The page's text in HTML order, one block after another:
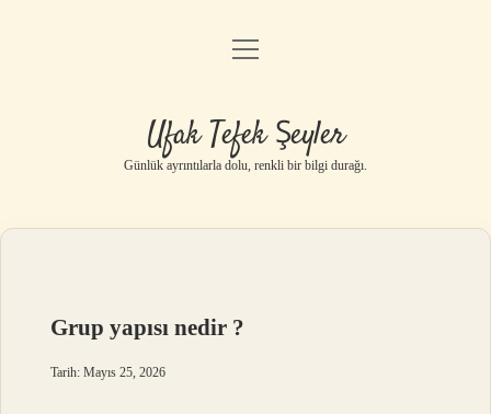
Anasayfa
Yasal Uyarı
menüyü
Ufak Tefek Şeyler
Günlük ayrıntılarla dolu, renkli bir bilgi durağı.
Grup yapısı nedir ?
Tarih: Mayıs 25, 2026